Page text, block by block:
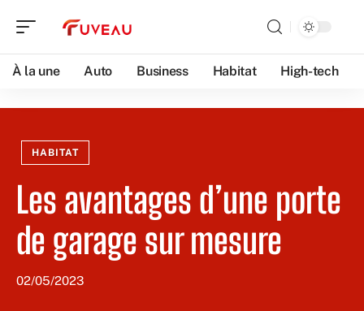
À la une Auto Business Habitat High-tech
HABITAT
Les avantages d’une porte
de garage sur mesure
02/05/2023